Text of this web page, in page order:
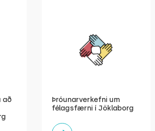
að
Þróunarverkefni um
félagsfærni í Jöklaborg